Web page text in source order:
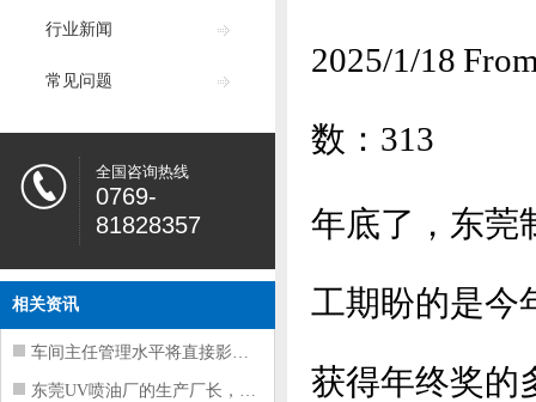
行业新闻
常见问题
全国咨询热线
0769-
81828357
相关资讯
车间主任管理水平将直接影响东莞注塑件
东莞UV喷油厂的生产厂长，到底在给工
2025/1/18
数： 313
年底了，东莞
工期盼的是今
获得年终奖的